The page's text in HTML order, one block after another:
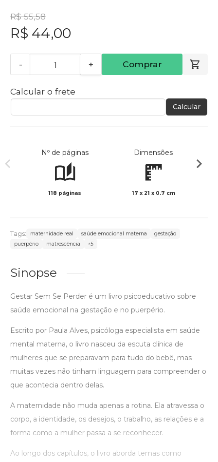
R$ 55,58
R$ 44,00
- + Comprar
Calcular o frete
Calcular
Nº de páginas
118 páginas
Dimensões
17 x 21 x 0.7 cm
Tags: maternidade real saúde emocional materna
gestação
puerpério
matrescência +5
Sinopse
Gestar Sem Se Perder é um livro psicoeducativo sobre
saúde emocional na gestação e no puerpério.
Escrito por Paula Alves, psicóloga especialista em saúde
mental materna, o livro nasceu da escuta clínica de
mulheres que se preparavam para tudo do bebê, mas
muitas vezes não tinham linguagem para compreender o
que acontecia dentro delas.
A maternidade não muda apenas a rotina. Ela atravessa o
corpo, a identidade, os desejos, o trabalho, as relações e a
forma como a mulher passa a se reconhecer.
Ao longo dos capítulos, o livro aborda temas como